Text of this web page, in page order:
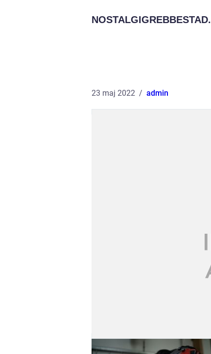
NOSTALGIGREBBESTAD.
23 maj 2022 admin